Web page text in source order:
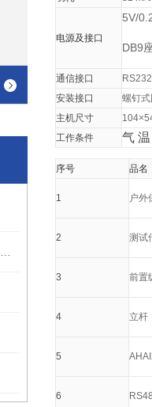
电源及接口
5V/
DB9
通信接口
安装接口
螺钉
主机尺寸
工作条件
气
序号 品名
1 户外
2 测试
3 前置
4 立杆
5
6